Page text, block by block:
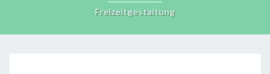
Freizeitgestaltung